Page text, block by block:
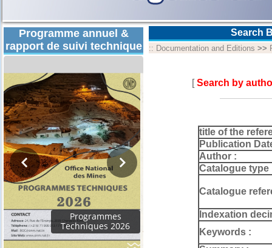
Programme annuel &
rapport de suivi technique
Rapport d'activités
2024
Search
:: Documentation and Editions >>
[Search by
title of the
Publication
Author :
Catalogue type
Catalogue
Indexation
Keywords :